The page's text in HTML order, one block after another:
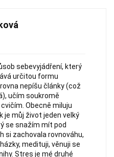
sebevyjádření, který
určitou formu
nepíšu články (což
učím soukromě
Obecně miluju
je můj život jeden velký
se snažím mít pod
si zachovala rovnováhu,
medituji, věnuji se
Stres je mé druhé